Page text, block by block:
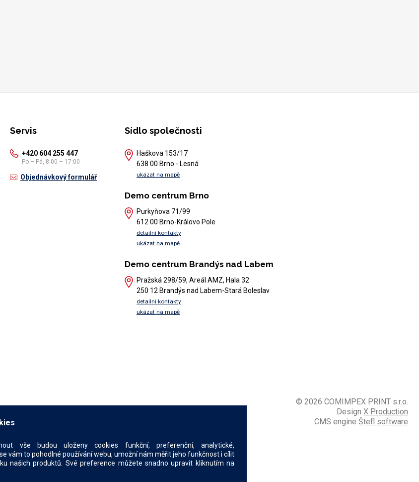
Servis
+420 604 255 447
Po – Pá, 8:00 – 17:00
Objednávkový formulář
Sídlo společnosti
Haškova 153/17
638 00 Brno - Lesná
ukázat na mapě
Demo centrum Brno
Purkyňova 71/99
612 00 Brno-Královo Pole
detailní kontakty
ukázat na mapě
Demo centrum Brandýs nad Labem
Pražská 298/59, Areál AMZ, Hala 32
250 12 Brandýs nad Labem-Stará Boleslav
detailní kontakty
ukázat na mapě
© 2026 COMIMPEX PRINT s.r.o.
Design X Production
CMS engine Štefl software
vše budou uloženy cookies funkční, preferenční, analytické,
vám to pohodlné používání webu, umožní nám měřit jeho funkčnost i cílit
našich produktů. Své preference můžete snadno upravit kliknutím na